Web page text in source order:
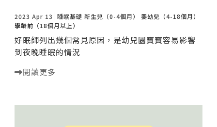
2023 Apr 13 睡眠基礎 新生兒（0-4個月）
嬰幼兒（4-18個月）
學齡前（18個月以上）
好眠師列出幾個常見原因，是幼兒園寶寶容易影響
到夜晚睡眠的情況
閱讀更多